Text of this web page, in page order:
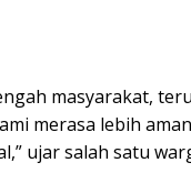
masyarakat,
merasa lebih
ujar salah satu